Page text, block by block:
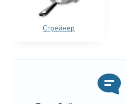
Стрейнер